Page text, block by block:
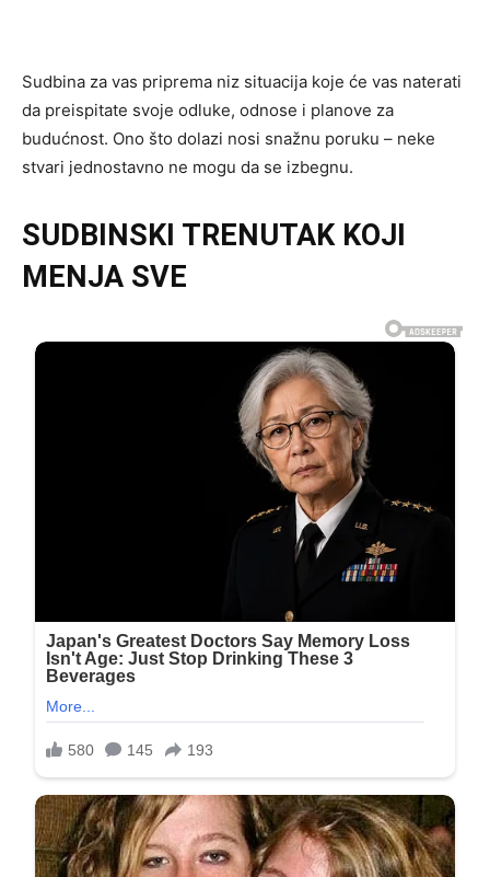
Sudbina za vas priprema niz situacija koje će vas naterati
da preispitate svoje odluke, odnose i planove za
budućnost. Ono što dolazi nosi snažnu poruku – neke
stvari jednostavno ne mogu da se izbegnu.
SUDBINSKI TRENUTAK KOJI
MENJA SVE